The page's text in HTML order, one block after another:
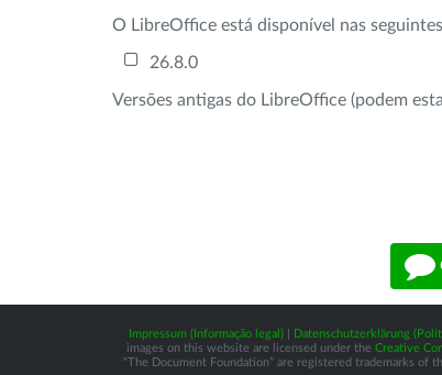
O LibreOffice está disponível nas
26.8.0
Versões antigas do LibreOffice (podem
Impressum (Informação legal)| Datenschutzerklärung
images on this website are licensed under the Creative
“The Document Foundation” are registered trademarks of